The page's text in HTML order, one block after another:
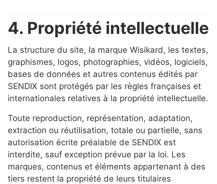
4. Propriété intellectuelle
La structure du site, la marque Wisikard, les textes,
graphismes, logos, photographies, vidéos, logiciels,
bases de données et autres contenus édités par
SENDIX sont protégés par les règles françaises et
internationales relatives à la propriété intellectuelle.
Toute reproduction, représentation, adaptation,
extraction ou réutilisation, totale ou partielle, sans
autorisation écrite préalable de SENDIX est
interdite, sauf exception prévue par la loi. Les
marques, contenus et éléments appartenant à des
tiers restent la propriété de leurs titulaires